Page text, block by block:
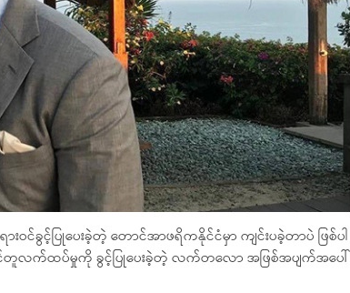
ခွင့်ပြုပေးခဲ့တဲ့ တောင်အာဖရိကနိုင်ငံမှာ ကျင်းပခဲ့တာပဲ ဖြစ်ပါ
လက်ထပ်မှုကို ခွင့်ပြုပေးခဲ့တဲ့ လက်တလော အဖြစ်အပျက်အပေါ်